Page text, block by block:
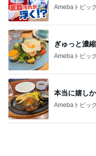
Amebaトピック
本当に嬉し
Amebaトピック